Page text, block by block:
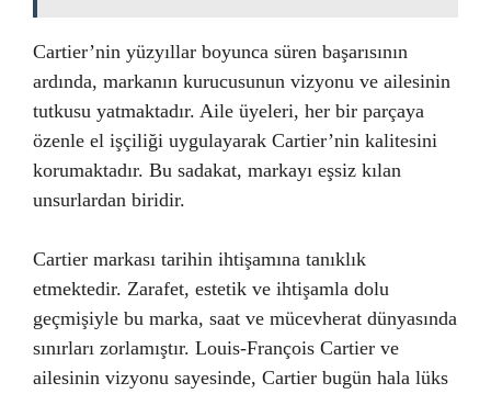
Cartier’nin yüzyıllar boyunca süren başarısının
ardında, markanın kurucusunun vizyonu ve ailesinin
tutkusu yatmaktadır. Aile üyeleri, her bir parçaya
özenle el işçiliği uygulayarak Cartier’nin kalitesini
korumaktadır. Bu sadakat, markayı eşsiz kılan
unsurlardan biridir.
Cartier markası tarihin ihtişamına tanıklık
etmektedir. Zarafet, estetik ve ihtişamla dolu
geçmişiyle bu marka, saat ve mücevherat dünyasında
sınırları zorlamıştır. Louis-François Cartier ve
ailesinin vizyonu sayesinde, Cartier bugün hala lüks